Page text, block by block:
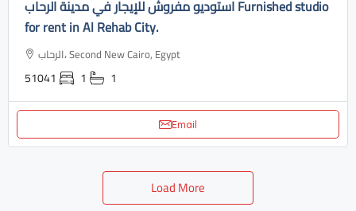
استوديو مفروش للإيجار في مدينة الرحاب Furnished studio
for rent in Al Rehab City.
الرحاب، Second New Cairo, Egypt
51041 1 1
Email
Load More